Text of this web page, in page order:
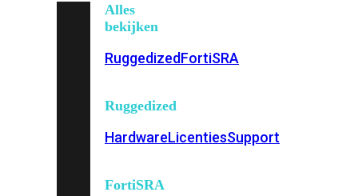
Alles
bekijken
RuggedizedFortiSRA
Ruggedized
HardwareLicentiesSupport
FortiSRA